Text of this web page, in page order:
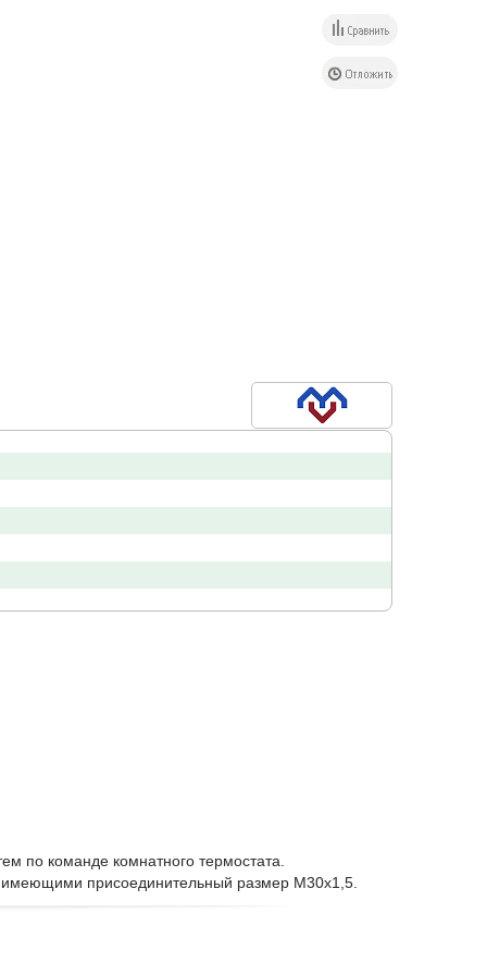
по команде комнатного термостата.
имеющими присоединительный размер М30х1,5.